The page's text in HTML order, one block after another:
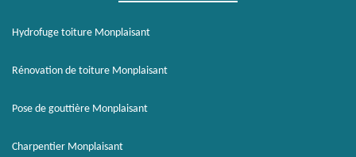
Hydrofuge toiture Monplaisant
Rénovation de toiture Monplaisant
Pose de gouttière Monplaisant
Charpentier Monplaisant